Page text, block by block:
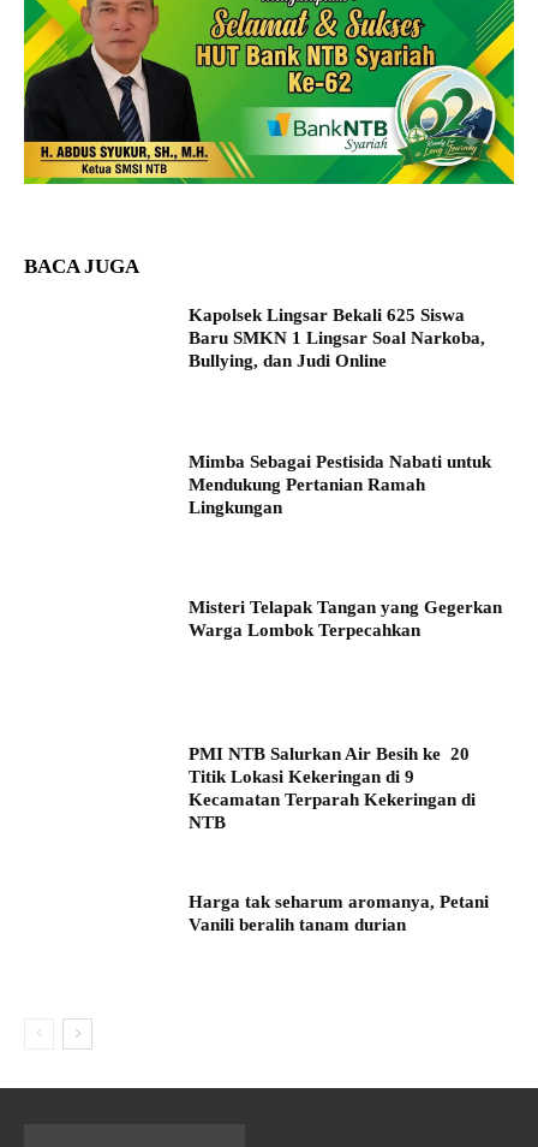
BACA JUGA
Kapolsek Lingsar Bekali 625 Siswa
Baru SMKN 1 Lingsar Soal Narkoba,
Bullying, dan Judi Online
Mimba Sebagai Pestisida Nabati untuk
Mendukung Pertanian Ramah
Lingkungan
Misteri Telapak Tangan yang Gegerkan
Warga Lombok Terpecahkan
PMI NTB Salurkan Air Besih ke 20
Titik Lokasi Kekeringan di 9
Kecamatan Terparah Kekeringan di
NTB
Harga tak seharum aromanya, Petani
Vanili beralih tanam durian